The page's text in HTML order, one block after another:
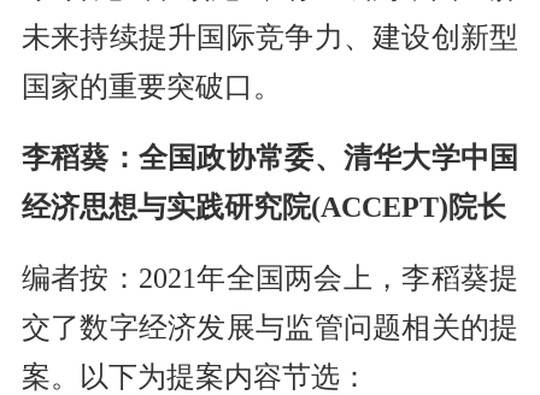
未来持续提升国际竞争力、建设创新型
国家的重要突破口。
李稻葵：全国政协常委、清华大学中国
经济思想与实践研究院(ACCEPT)院长
编者按：2021年全国两会上，李稻葵提
交了数字经济发展与监管问题相关的提
案。以下为提案内容节选：